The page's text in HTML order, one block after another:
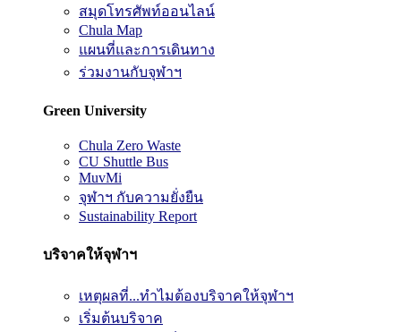
สมุดโทรศัพท์ออนไลน์
Chula Map
แผนที่และการเดินทาง
ร่วมงานกับจุฬาฯ
Green University
Chula Zero Waste
CU Shuttle Bus
MuvMi
จุฬาฯ กับความยั่งยืน
Sustainability Report
บริจาคให้จุฬาฯ
เหตุผลที่...ทำไมต้องบริจาคให้จุฬาฯ
เริ่มต้นบริจาค